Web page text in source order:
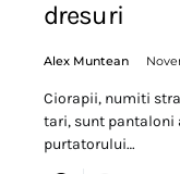
dresuri
Alex Muntean
Ciorapii, numiti
tari, sunt pantaloni
purtatorului…